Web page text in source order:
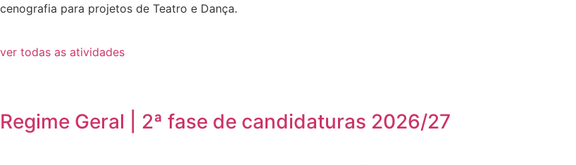
cenografia para projetos de Teatro e Dança.
ver todas as atividades
Regime Geral | 2ª fase de candidaturas 2026/27